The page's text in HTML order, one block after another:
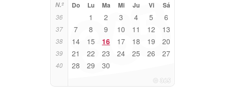
N.º Do Lu Ma Mi Ju Vi Sá
36 1 2 3 4 5 6
37 7 8 9 10 11 12 13
38 14 15 16 17 18 19 20
39 21 22 23 24 25 26 27
40 28 29 30